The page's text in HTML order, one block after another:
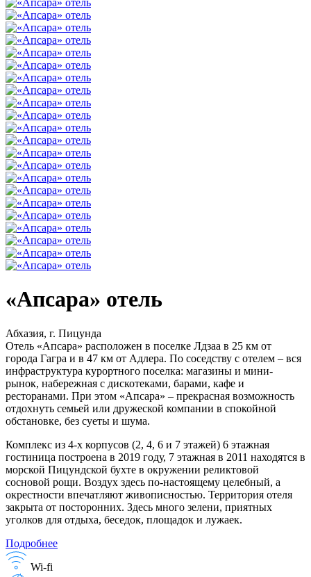
«Апсара» отель
Абхазия, г. Пицунда
Отель «Апсара» расположен в поселке Лдзаа в 25 км от
города Гагра и в 47 км от Адлера. По соседству с отелем – вся
инфраструктура курортного поселка: магазины и мини-
рынок, набережная с дискотеками, барами, кафе и
ресторанами. При этом «Апсара» – прекрасная возможность
отдохнуть семьей или дружеской компании в спокойной
обстановке, без суеты и шума.
Комплекс из 4-х корпусов (2, 4, 6 и 7 этажей) 6 этажная
гостиница построена в 2019 году, 7 этажная в 2011 находятся в
морской Пицундской бухте в окружении реликтовой
сосновой рощи. Воздух здесь по-настоящему целебный, а
окрестности впечатляют живописностью. Территория отеля
закрыта от посторонних. Здесь много зелени, приятных
уголков для отдыха, беседок, площадок и лужаек.
Подробнее
Wi-fi